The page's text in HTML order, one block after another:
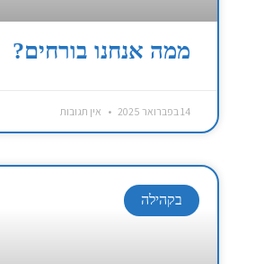
ממה אנחנו בורחים?
14 בפברואר 2025 אין תגובות
בקהילה